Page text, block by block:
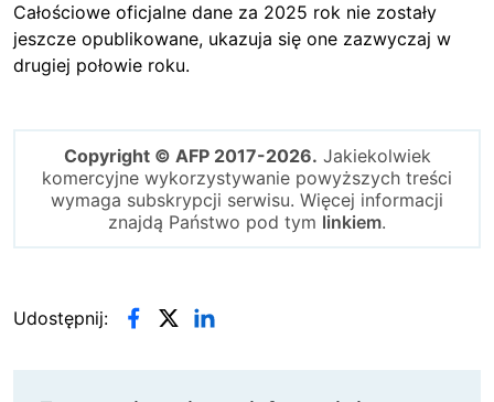
Całościowe oficjalne dane za 2025 rok nie zostały
jeszcze opublikowane, ukazuja się one zazwyczaj w
drugiej połowie roku.
Copyright © AFP 2017-2026. Jakiekolwiek
komercyjne wykorzystywanie powyższych treści
wymaga subskrypcji serwisu. Więcej informacji
znajdą Państwo pod tym linkiem.
Udostępnij: